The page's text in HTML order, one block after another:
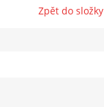
Zpět do složky